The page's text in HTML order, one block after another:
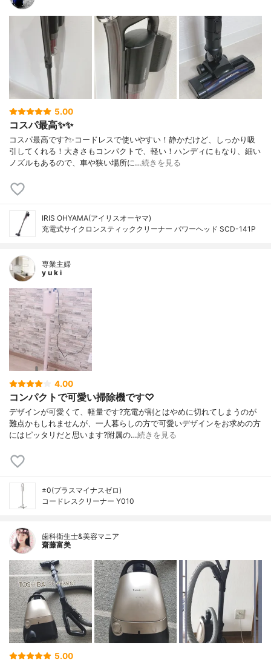
5.00
コスパ最高✨✨
コスパ最高です?✨コードレスで使いやすい！静かだけど、しっかり吸
引してくれる！大きさもコンパクトで、軽い！ハンディにもなり、細い
ノズルもあるので、車や狭い場所に…続きを見る
IRIS OHYAMA(アイリスオーヤマ)
充電式サイクロンスティッククリーナー パワーヘッド SCD-141P
専業主婦
y u k i
4.00
コンパクトで可愛い掃除機です♡
デザインが可愛くて、軽量です?充電が割とはやめに切れてしまうのが
難点かもしれませんが、一人暮らしの方で可愛いデザインをお求めの方
にはピッタリだと思います?附属の…続きを見る
±0(プラスマイナスゼロ)
コードレスクリーナー Y010
歯科衛生士&美容マニア
齋藤富美
5.00